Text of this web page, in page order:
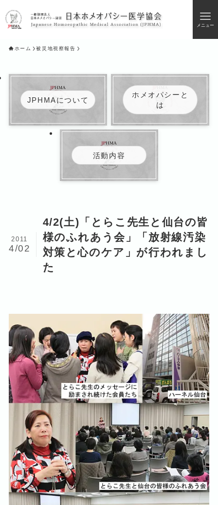
メニュー
ホーム 被災地視察報告
JPHMAについて
ホメオパシーと
は
活動内容
4/2(土)「とらこ先生と仙台の皆
様のふれあう会」「放射線汚染
対策と心のケア」が行われまし
た
2011
4/02